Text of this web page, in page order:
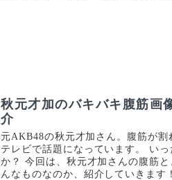
秋元才加のバキバキ腹筋画
介
元AKB48の秋元才加さん。腹筋が
テレビで話題になっています。 い
か？ 今回は、秋元才加さんの腹筋
んなものなのか、紹介していきます